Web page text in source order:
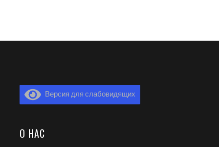
Версия для слабовидящих
О НАС